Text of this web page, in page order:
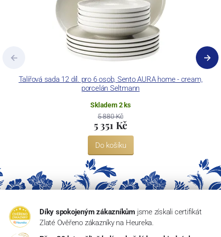
Talířová sada 12 díl. pro 6 osob, Sento AURA home - cream,
porcelán Seltmann
Skladem 2 ks
5 880 Kč
5 351 Kč
Do košíku
Díky spokojeným zákazníkům jsme získali certifikát
Zlaté Ověřeno zákazníky na Heureka.